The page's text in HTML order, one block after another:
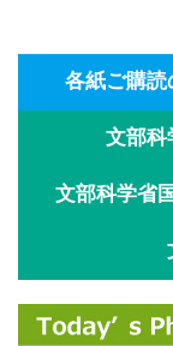
各紙ご購読
文部科
文部科学省